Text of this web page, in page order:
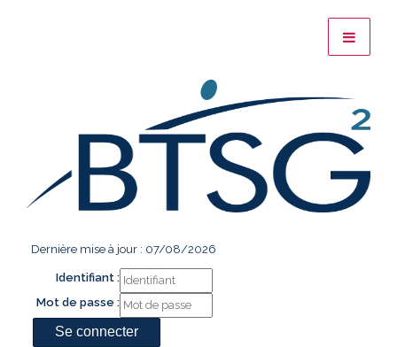
Dernière mise à jour : 07/08/2026
Identifiant :
Mot de passe :